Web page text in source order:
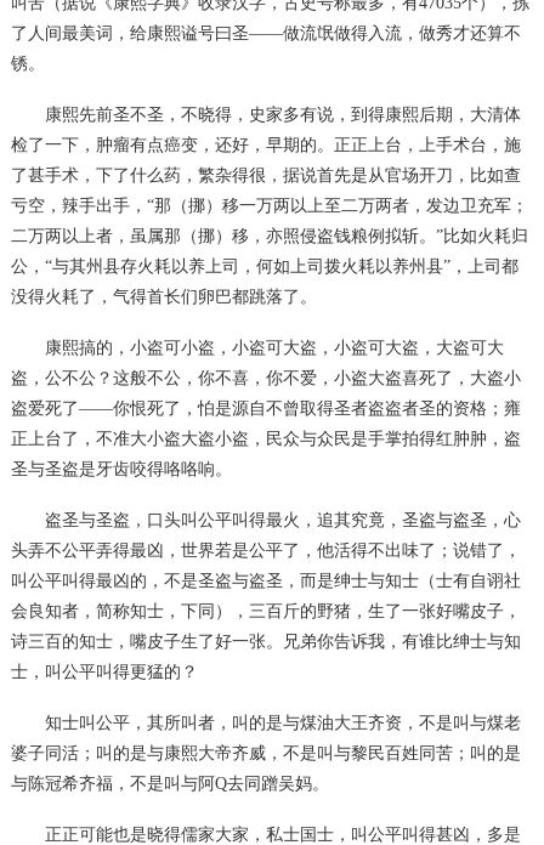
了人间最美词，给康熙谥号曰圣——做流氓做得入流，做秀才还算不
锈。
康熙先前圣不圣，不晓得，史家多有说，到得康熙后期，大清体
检了一下，肿瘤有点癌变，还好，早期的。正正上台，上手术台，施
了甚手术，下了什么药，繁杂得很，据说首先是从官场开刀，比如查
亏空，辣手出手， “那（挪）移一万两以上至二万两者，发边卫充军；
二万两以上者，虽属那（挪）移，亦照侵盗钱粮例拟斩。”比如火耗归
公，“与其州县存火耗以养上司，何如上司拨火耗以养州县”，上司都
没得火耗了，气得首长们卵巴都跳落了。
康熙搞的，小盗可小盗，小盗可大盗，小盗可大盗，大盗可大
盗，公不公？这般不公，你不喜，你不爱，小盗大盗喜死了，大盗小
盗爱死了——你恨死了，怕是源自不曾取得圣者盗盗者圣的资格；雍
正上台了，不准大小盗大盗小盗，民众与众民是手掌拍得红肿肿，盗
圣与圣盗是牙齿咬得咯咯响。
盗圣与圣盗，口头叫公平叫得最火，追其究竟，圣盗与盗圣，心
头弄不公平弄得最凶，世界若是公平了，他活得不出味了；说错了，
叫公平叫得最凶的，不是圣盗与盗圣，而是绅士与知士（士有自诩社
会良知者，简称知士，下同），三百斤的野猪，生了一张好嘴皮子，
诗三百的知士，嘴皮子生了好一张。兄弟你告诉我，有谁比绅士与知
士，叫公平叫得更猛的？
知士叫公平，其所叫者，叫的是与煤油大王齐资，不是叫与煤老
婆子同活；叫的是与康熙大帝齐威，不是叫与黎民百姓同苦；叫的是
与陈冠希齐福，不是叫与阿 Q去同蹭吴妈。
正正可能也是晓得儒家大家，私士国士，叫公平叫得甚凶，多是